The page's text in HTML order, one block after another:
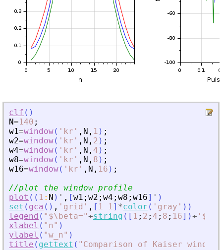
clf ( )
N=140 ;
w1=window( ' kr ' , N , 1 ) ;
w2=window( ' kr ' , N , 2 ) ;
w4=window( ' kr ' , N , 4 ) ;
w8=window( ' kr ' , N , 8 ) ;
w16=window( ' kr ' , N , 16 ) ;
//plot the window profile
plot ( ( 1 : N ) ' , [w1 ; w2 ; w4 ; w8 ; w16] ' )
set ( gca ( ) , ' grid ' , [ 1 1] *color ( ' gray ' ) )
legend ( " $\beta="+string ( [ 1 ; 2 ; 4 ; 8 ; 16] )+ ' $
xlabel ( " n" )
ylabel ( "w_n" )
title ( gettext ( " Comparison of Kaiser